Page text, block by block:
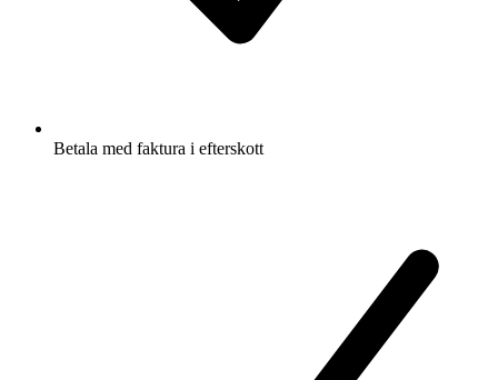
Betala med faktura i efterskott